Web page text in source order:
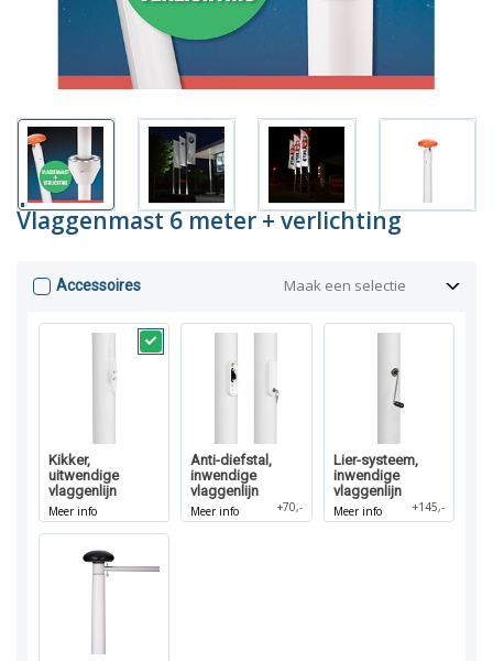
Vlaggenmast 6 meter + verlichting
Accessoires Maak een selectie
Kikker,
uitwendige
vlaggenlijn
Meer info
Anti-diefstal,
inwendige
vlaggenlijn
Meer info +70,-
Lier-systeem,
inwendige
vlaggenlijn
Meer info +145,-